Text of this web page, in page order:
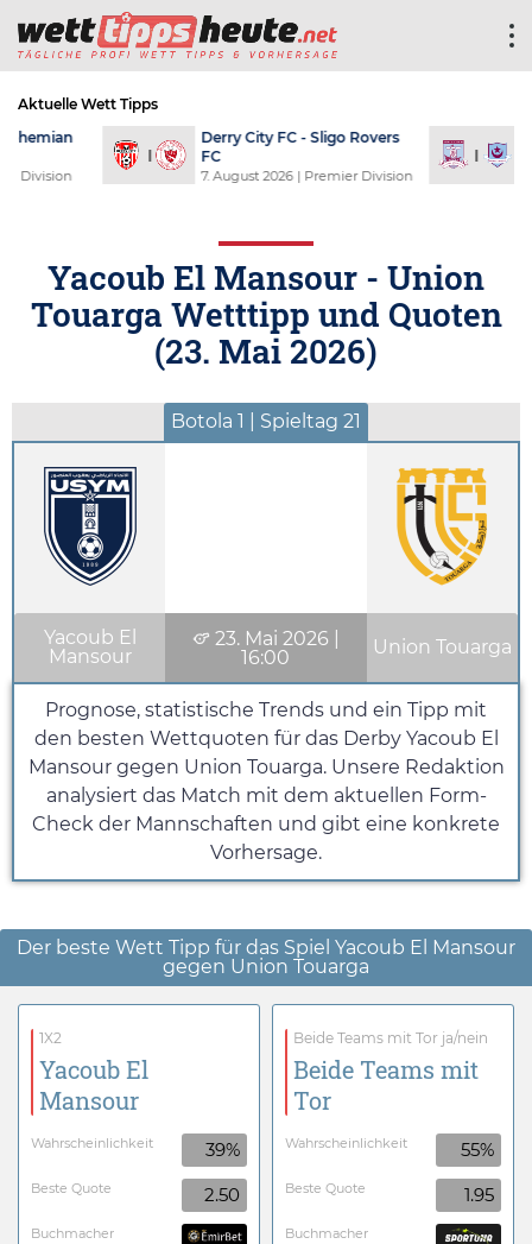
Aktuelle Wett Tipps
Derry City FC - Sligo Rovers
FC
7. August 2026 | Premier Division
Galway
F.C.
Yacoub El Mansour - Union
Touarga Wetttipp und Quoten
(23. Mai 2026)
Botola 1 | Spieltag 21
Yacoub El
Mansour
23. Mai 2026
16:00
Union Touarga
Prognose, statistische Trends und ein Tipp mit
den besten Wettquoten für das Derby Yacoub El
Mansour gegen Union Touarga. Unsere Redaktion
analysiert das Match mit dem aktuellen Form-
Check der Mannschaften und gibt eine konkrete
Vorhersage.
Der beste Wett Tipp für das Spiel Yacoub El Mansour
gegen Union Touarga
1X2
Yacoub El
Mansour
Wahrscheinlichkeit 39%
Beste Quote 2.50
Buchmacher
Beide Teams mit Tor ja/nein
Beide Teams mit
Tor
Wahrscheinlichkeit 55%
Beste Quote 1.95
Buchmacher